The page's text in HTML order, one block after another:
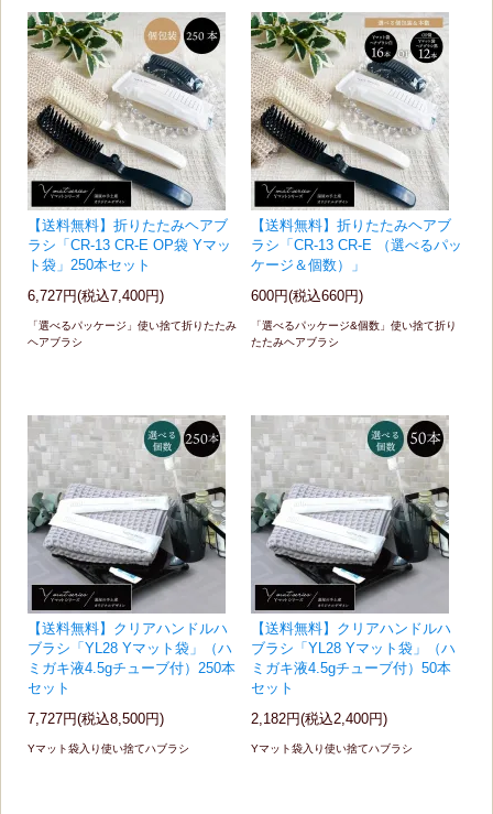
【送料無料】折りたたみヘアブ
ラシ「CR-13 CR-E OP袋 Yマッ
ト袋」250本セット
6,727円(税込7,400円)
「選べるパッケージ」使い捨て折りたたみ
ヘアブラシ
【送料無料】折りたたみヘアブ
ラシ「CR-13 CR-E （選べるパッ
ケージ＆個数）」
600円(税込660円)
「選べるパッケージ&個数」使い捨て折り
たたみヘアブラシ
【送料無料】クリアハンドルハ
ブラシ「YL28 Yマット袋」（ハ
ミガキ液4.5gチューブ付）250本
セット
7,727円(税込8,500円)
Yマット袋入り使い捨てハブラシ
【送料無料】クリアハンドルハ
ブラシ「YL28 Yマット袋」（ハ
ミガキ液4.5gチューブ付）50本
セット
2,182円(税込2,400円)
Yマット袋入り使い捨てハブラシ